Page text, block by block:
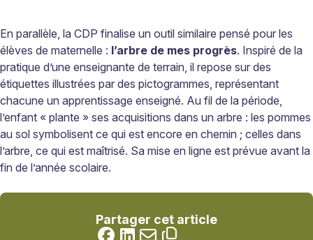
En parallèle, la CDP finalise un outil similaire pensé pour les
élèves de maternelle : l’arbre de mes progrès. Inspiré de la
pratique d’une enseignante de terrain, il repose sur des
étiquettes illustrées par des pictogrammes, représentant
chacune un apprentissage enseigné. Au fil de la période,
l’enfant « plante » ses acquisitions dans un arbre : les pommes
au sol symbolisent ce qui est encore en chemin ; celles dans
l’arbre, ce qui est maîtrisé. Sa mise en ligne est prévue avant la
fin de l’année scolaire.
Partager cet article